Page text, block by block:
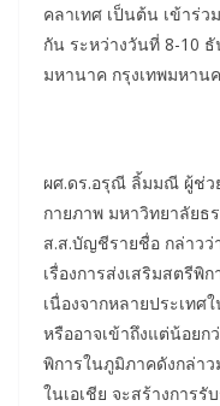
คลาเทศ เป็นต้น เข้าร่
กัน ระหว่างวันที่ 8-10
มหานาค กรุงเทพมหาน
ผศ.ดร.อรุณี ลิ้มมณี ผู้ช่ว
กายภาพ มหาวิทยาลัยธ
ส.ส.บัญชีรายชื่อ กล่าว
เรื่องการส่งเสริมสตรีพิ
เนื่องจากหลายประเทศ
หรืออาจเข้าถึงแต่น้อย
พิการในภูมิภาคดังกล่า
ในเอเชีย จะสร้างการ